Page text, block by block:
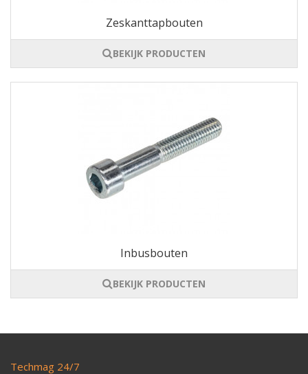
Zeskanttapbouten
BEKIJK PRODUCTEN
Inbusbouten
BEKIJK PRODUCTEN
Techmag 24/7